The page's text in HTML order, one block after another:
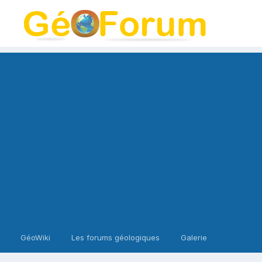
GéoWiki Les forums géologiques Galerie